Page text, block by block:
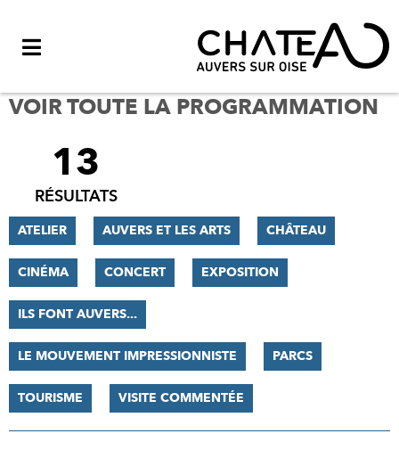
VOIR TOUTE LA PROGRAMMATION
FILTRER
RÉSULTATS
13
RÉSULTATS
ATELIER AUVERS ET LES ARTS CHÂTEAU
CINÉMA CONCERT EXPOSITION
ILS FONT AUVERS...
LE MOUVEMENT IMPRESSIONNISTE PARCS
TOURISME VISITE COMMENTÉE